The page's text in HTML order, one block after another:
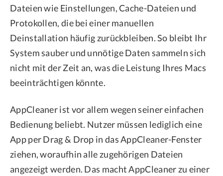
Dateien wie Einstellungen, Cache-Dateien und
Protokollen, die bei einer manuellen
Deinstallation häufig zurückbleiben. So bleibt Ihr
System sauber und unnötige Daten sammeln sich
nicht mit der Zeit an, was die Leistung Ihres Macs
beeinträchtigen könnte.
AppCleaner ist vor allem wegen seiner einfachen
Bedienung beliebt. Nutzer müssen lediglich eine
App per Drag & Drop in das AppCleaner-Fenster
ziehen, woraufhin alle zugehörigen Dateien
angezeigt werden. Das macht AppCleaner zu einer